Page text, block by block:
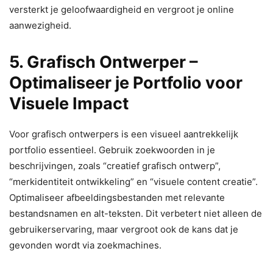
versterkt je geloofwaardigheid en vergroot je online
aanwezigheid.
5. Grafisch Ontwerper –
Optimaliseer je Portfolio voor
Visuele Impact
Voor grafisch ontwerpers is een visueel aantrekkelijk
portfolio essentieel. Gebruik zoekwoorden in je
beschrijvingen, zoals “creatief grafisch ontwerp”,
“merkidentiteit ontwikkeling” en “visuele content creatie”.
Optimaliseer afbeeldingsbestanden met relevante
bestandsnamen en alt-teksten. Dit verbetert niet alleen de
gebruikerservaring, maar vergroot ook de kans dat je
gevonden wordt via zoekmachines.